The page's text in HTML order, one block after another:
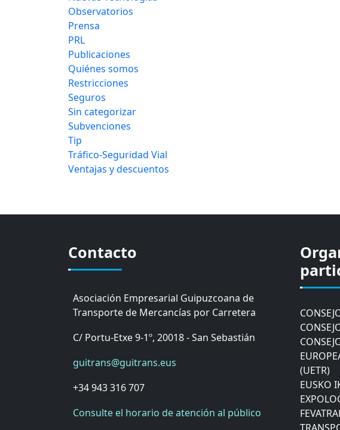
Observatorios
Prensa
PRL
Publicaciones
Quiénes somos
Restricciones
Seguros
Sin categorizar
Subvenciones
Tip
Tráfico-Seguridad Vial
Ventajas y descuentos
Contacto
Asociación Empresarial Guipuzcoana de
Transporte de Mercancías por Carretera
C/ Portu-Etxe 9-1º, 20018 - San Sebastián
guitrans@guitrans.eus
+34 943 316 707
Consulte el horario de atención al público
(UETR)
EUSKO